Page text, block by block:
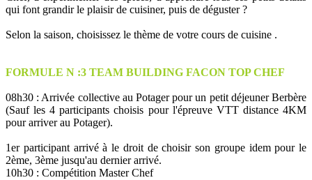
qui font grandir le plaisir de cuisiner, puis de déguster ?
Selon la saison, choisissez le thème de votre cours de cuisine .
FORMULE N :3 TEAM BUILDING FACON TOP CHEF
08h30 : Arrivée collective au Potager pour un petit déjeuner Berbère
(Sauf les 4 participants choisis pour l'épreuve VTT distance 4KM
pour arriver au Potager).
1er participant arrivé à le droit de choisir son groupe idem pour le
2ème, 3ème jusqu'au dernier arrivé.
10h30 : Compétition Master Chef